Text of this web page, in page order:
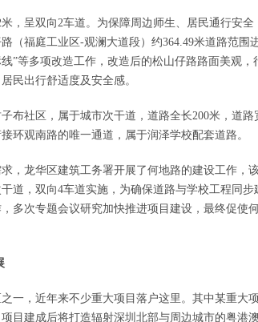
，呈双向2车道。为保障周边师生、居民通行安全
（福庭工业区-观澜大道段）约364.49米道路范围
”等多项改造工作，改造后的松山仔路路面美观，
民出行舒适度及安全感。
布社区，属于城市次干道，道路全长200米，道路
环观南路的唯一通道，属于润泽学校配套道路。
，龙华区建筑工务署开展了何地路的建设工作，
道，双向4车道实施，为确保道路与学校工程同步
多次专题会议研究加快推进项目建设，最终促使
一，近年来不少重大项目落户这里。其中某重大
目建成后将打造辐射深圳北部与周边城市的粤港